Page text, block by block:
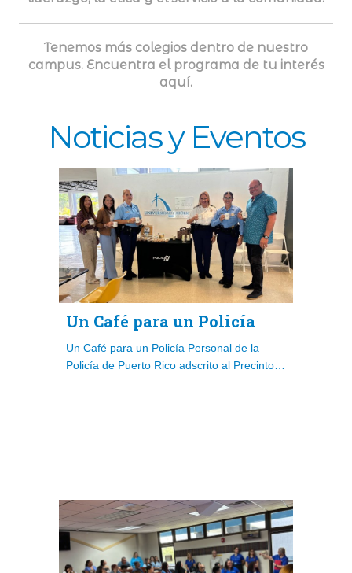
Tenemos más colegios dentro de nuestro
campus. Encuentra el programa de tu interés
aquí.
Noticias y Eventos
Un Café para un Policía
Un Café para un Policía Personal de la
Policía de Puerto Rico adscrito al Precinto…